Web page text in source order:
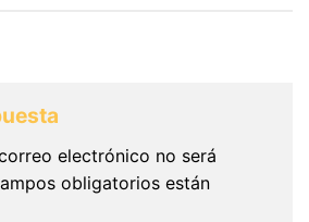
electrónico no será
obligatorios están